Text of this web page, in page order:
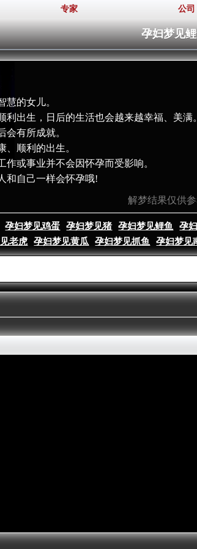
专家 公司
孕妇梦见
慧的女儿。
出生，日后的生活也会越来越幸福、美满。
会有所成就。
顺利的出生。
或事业并不会因怀孕而受影响。
和自己一样会怀孕哦!
解梦结果仅供参
孕妇梦见鸡蛋 孕妇梦见猪 孕妇梦见鲤鱼 孕
老虎 孕妇梦见黄瓜 孕妇梦见抓鱼 孕妇梦见